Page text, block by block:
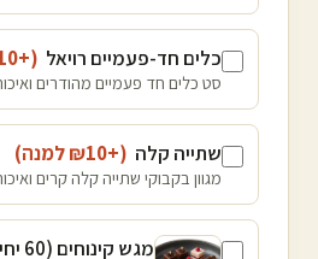
כלים חד-פעמיים רויאל (+₪
סט כלים חד פעמיים מהודרים
שתייה קלה (+₪
10 למנה)
מגוון בקבוקי שתייה קלה קרים
מגש קינוחים (60 יחידות)